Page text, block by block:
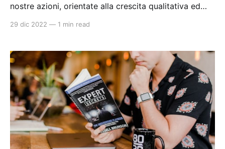
nostre azioni, orientate alla crescita qualitativa ed
contribuito a mantenere Goowai sempre giovane. La
29 dic 2022 — 1 min read